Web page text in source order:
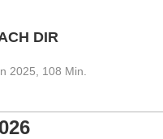
DIR
2025, 108 Min.